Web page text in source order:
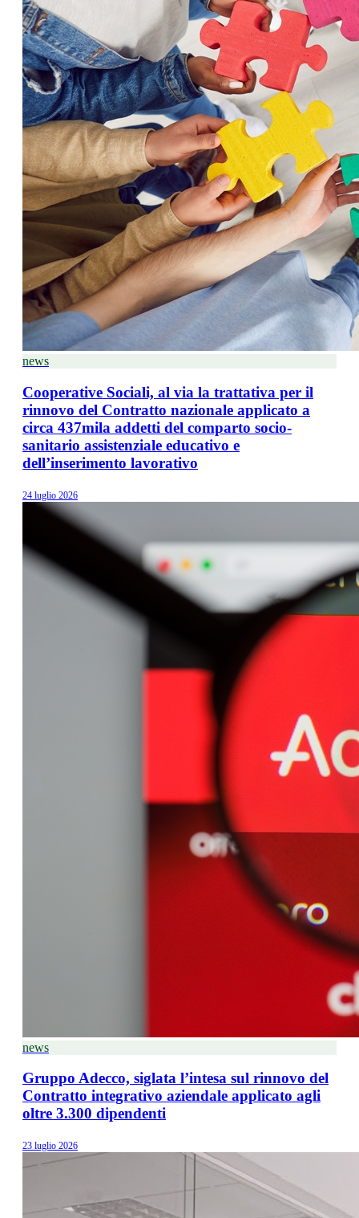
news
Cooperative Sociali, al via la trattativa per il
rinnovo del Contratto nazionale applicato a
circa 437mila addetti del comparto socio-
sanitario assistenziale educativo e
dell’inserimento lavorativo
24 luglio 2026
news
Gruppo Adecco, siglata l’intesa sul rinnovo del
Contratto integrativo aziendale applicato agli
oltre 3.300 dipendenti
23 luglio 2026